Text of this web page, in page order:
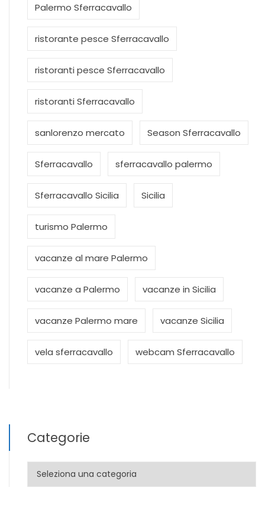
Palermo Sferracavallo
ristorante pesce Sferracavallo
ristoranti pesce Sferracavallo
ristoranti Sferracavallo
sanlorenzo mercato Season Sferracavallo
Sferracavallo sferracavallo palermo
Sferracavallo Sicilia Sicilia
turismo Palermo
vacanze al mare Palermo
vacanze a Palermo vacanze in Sicilia
vacanze Palermo mare vacanze Sicilia
vela sferracavallo webcam Sferracavallo
Categorie
Categorie